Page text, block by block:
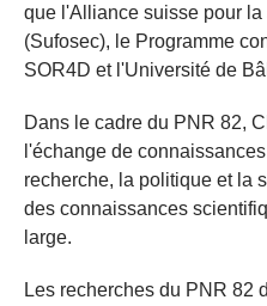
que l'Alliance suisse pour
(Sufosec), le Programme
SOR4D et l'Université de
Dans le cadre du PNR 82,
l'échange de
recherche, la politique et la
des connaissances
large.
Les recherches du PNR 82